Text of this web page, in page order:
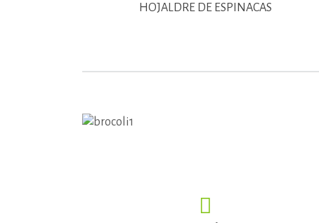
HOJALDRE DE ESPINACAS